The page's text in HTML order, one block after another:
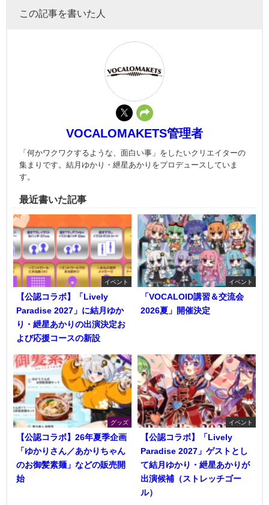
この記事を書いた人
VOCALOMAKETS管理者
「何かワクワクするような、面白い事」をしたいクリエイターの
集まりです。結月ゆかり・紲星あかりをプロデュースしていま
す。
最近書いた記事
イベント
【公認コラボ】「Lively
Paradise 2027」に結月ゆか
り・紲星あかりの出演決定お
よび応援コースの新設
イベント
「VOCALOID講習＆交流会
2026夏」開催決定
グッズ
【公認コラボ】26年夏季企画
「ゆかりさん／あかりちゃん
のお御髪素麺」などの販売開
始
イベント
【公認コラボ】「Lively
Paradise 2027」ゲストとし
て結月ゆかり・紲星あかりが
出演候補（ストレッチゴー
ル）